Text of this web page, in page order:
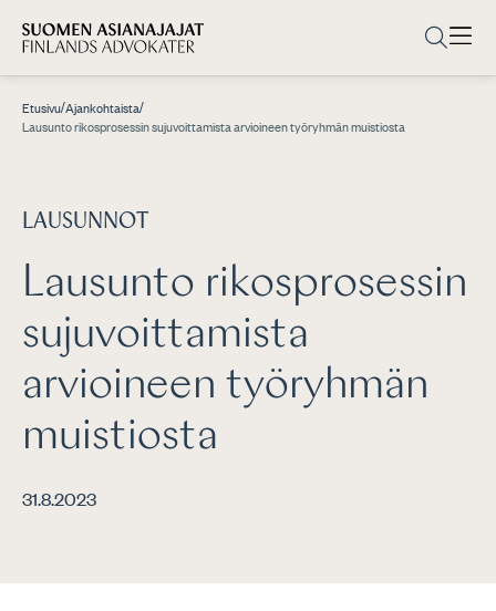
Etusivu/Ajankohtaista/
Lausunto rikosprosessin sujuvoittamista arvioineen työryhmän muistiosta
LAUSUNNOT
Lausunto rikosprosessin
sujuvoittamista
arvioineen työryhmän
muistiosta
31.8.2023